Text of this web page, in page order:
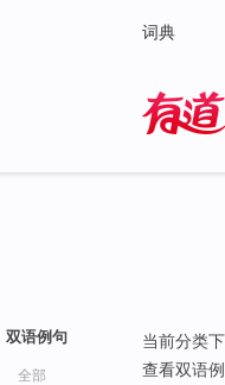
词典
双语例句
全部
当前分类
查看双语